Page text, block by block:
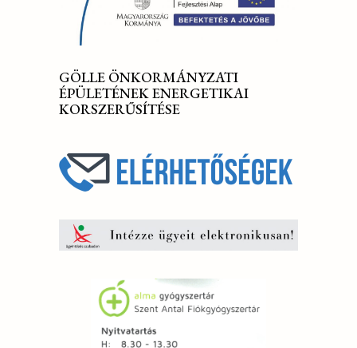
GÖLLE ÖNKORMÁNYZATI
ÉPÜLETÉNEK ENERGETIKAI
KORSZERŰSÍTÉSE